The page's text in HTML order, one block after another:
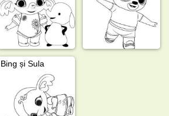
Bing și Sula